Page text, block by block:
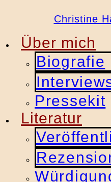
Christine
Über mich
Biografie
Pressekit
Literatur